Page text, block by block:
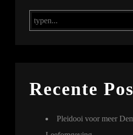
Recente
Pleidooi voor meer